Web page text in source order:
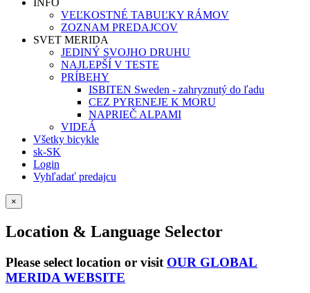
INFO
VEĽKOSTNÉ TABUĽKY RÁMOV
ZOZNAM PREDAJCOV
SVET MERIDA
JEDINÝ SVOJHO DRUHU
NAJLEPŠÍ V TESTE
PRÍBEHY
ISBITEN Sweden - zahryznutý do ľadu
CEZ PYRENEJE K MORU
NAPRIEČ ALPAMI
VIDEÁ
Všetky bicykle
sk-SK
Login
Vyhľadať predajcu
×
Location & Language Selector
Please select location or visit OUR GLOBAL
MERIDA WEBSITE